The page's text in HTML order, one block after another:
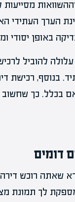
הערך העתידי
באופן יסודי
להוביל
בנוסף, רכישת
אם בכלל. כך
דומים
שאתה רוכש
מספקת לך תמונת